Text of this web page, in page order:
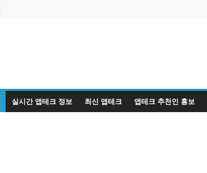
실시간 앱테크 정보 최신 앱테크 앱테크 추천인 홍보